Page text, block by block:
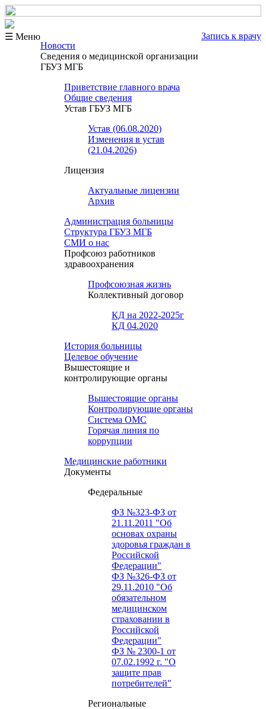
☰ Меню
Запись к врачу
Новости
Сведения о медицинской организации
ГБУЗ МГБ
Приветствие главного врача
Общие сведения
Устав ГБУЗ МГБ
Устав (06.08.2020)
Изменения в устав
(21.04.2026)
Лицензия
Актуальные лицензии
Архив
Администрация больницы
Структура ГБУЗ МГБ
СМИ о нас
Профсоюз работников
здравоохранения
Профсоюзная жизнь
Коллективный договор
КД на 2022-2025г
КД 04.2020
История больницы
Целевое обучение
Вышестоящие и
контролирующие органы
Вышестоящие органы
Контролирующие органы
Система ОМС
Горячая линия по
коррупции
Медицинские работники
Документы
Федеральные
ФЗ №323-ФЗ от
21.11.2011 "Об
основах охраны
здоровья граждан в
Российской
Федерации"
ФЗ №326-ФЗ от
29.11.2010 "Об
обязательном
медицинском
страховании в
Российской
Федерации"
ФЗ № 2300-1 от
07.02.1992 г. "О
защите прав
потребителей"
Региональные